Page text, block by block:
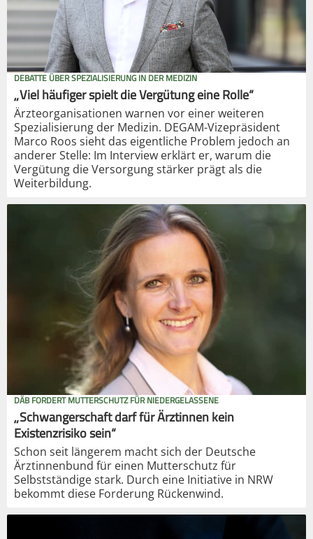
DEBATTE ÜBER SPEZIALISIERUNG IN DER MEDIZIN
„Viel häufiger spielt die Vergütung eine Rolle“
Ärzteorganisationen warnen vor einer weiteren
Spezialisierung der Medizin. DEGAM-Vizepräsident
Marco Roos sieht das eigentliche Problem jedoch an
anderer Stelle: Im Interview erklärt er, warum die
Vergütung die Versorgung stärker prägt als die
Weiterbildung.
DÄB FORDERT MUTTERSCHUTZ FÜR NIEDERGELASSENE
„Schwangerschaft darf für Ärztinnen kein
Existenzrisiko sein“
Schon seit längerem macht sich der Deutsche
Ärztinnenbund für einen Mutterschutz für
Selbstständige stark. Durch eine Initiative in NRW
bekommt diese Forderung Rückenwind.